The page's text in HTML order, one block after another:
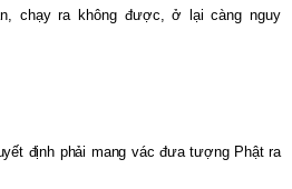
chạy ra không được, ở lại càng nguy
định phải mang vác đưa tượng Phật ra